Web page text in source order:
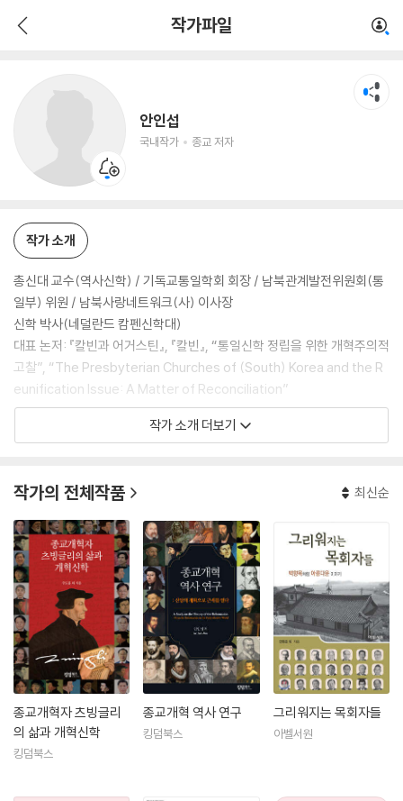
작가파일
안인섭
국내작가 종교 저자
작가 소개
총신대 교수(역사신학) / 기독교통일학회 회장 / 남북관계발전위원회(통
일부) 위원 / 남북사랑네트워크(사) 이사장
신학 박사(네덜란드 캄펜신학대)
대표 논저: 『칼빈과 어거스틴』, 『칼빈』, “통일신학 정립을 위한 개혁주의적
고찰”, “The Presbyterian Churches of (South) Korea and the R
eunification Issue: A Matter of Reconciliation”
작가 소개 더보기
작가의 전체작품 최신순
종교개혁자 츠빙글리
의 삶과 개혁신학
킹덤북스
종교개혁 역사 연구
킹덤북스
그리워지는 목회자들
아벨서원